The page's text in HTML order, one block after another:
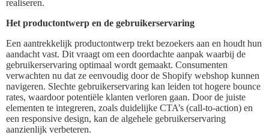
realiseren.
Het productontwerp en de gebruikerservaring
Een aantrekkelijk productontwerp trekt bezoekers aan en houdt hun
aandacht vast. Dit vraagt om een doordachte aanpak waarbij de
gebruikerservaring optimaal wordt gemaakt. Consumenten
verwachten nu dat ze eenvoudig door de Shopify webshop kunnen
navigeren. Slechte gebruikerservaring kan leiden tot hogere bounce
rates, waardoor potentiële klanten verloren gaan. Door de juiste
elementen te integreren, zoals duidelijke CTA’s (call-to-action) en
een responsive design, kan de algehele gebruikerservaring
aanzienlijk verbeteren.